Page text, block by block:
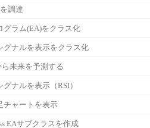
調達
グラム(EA)をクラス化
グナルを表示をクラス化
未来を予測する
ナルを表示（RSI）
チャートを表示
EAサブクラスを作成